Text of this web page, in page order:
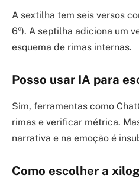
A sextilha tem seis versos
6º). A septilha adiciona um
esquema de rimas internas.
Posso usar IA para
Sim, ferramentas como
rimas e verificar métrica.
narrativa e na emoção é
Como escolher a